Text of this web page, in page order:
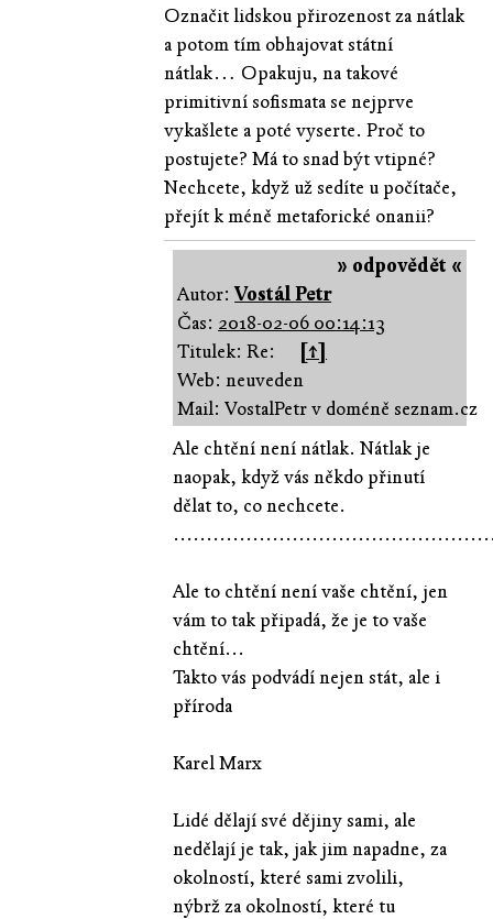
Označit lidskou přirozenost za nátlak
a potom tím obhajovat státní
nátlak… Opakuju, na takové
primitivní sofismata se nejprve
vykašlete a poté vyserte. Proč to
postujete? Má to snad být vtipné?
Nechcete, když už sedíte u počítače,
přejít k méně metaforické onanii?
» odpovědět «
Autor:Vostál Petr
Čas: 2018-02-06 00:14:13
Titulek: Re:
[↑]
Web: neuveden
Mail: VostalPetr v doméně seznam.cz
Ale chtění není nátlak. Nátlak je
naopak, když vás někdo přinutí
dělat to, co nechcete.
Ale to chtění není vaše chtění, jen
vám to tak připadá, že je to vaše
chtění...
Takto vás podvádí nejen stát, ale i
příroda
Karel Marx
Lidé dělají své dějiny sami, ale
nedělají je tak, jak jim napadne, za
okolností, které sami zvolili,
nýbrž za okolností, které tu